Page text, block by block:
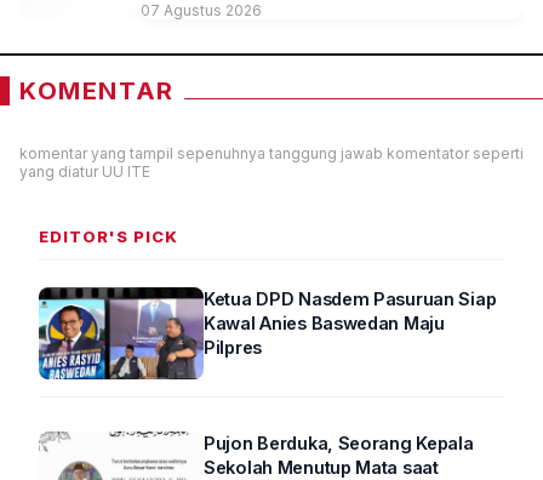
07 Agustus 2026
KOMENTAR
komentar yang tampil sepenuhnya tanggung jawab komentator seperti
yang diatur UU ITE
EDITOR'S PICK
Ketua DPD Nasdem Pasuruan Siap
Kawal Anies Baswedan Maju
Pilpres
Pujon Berduka, Seorang Kepala
Sekolah Menutup Mata saat